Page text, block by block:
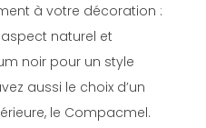
à votre décoration :
naturel et
noir pour un style
aussi le choix d’un
le Compacmel.